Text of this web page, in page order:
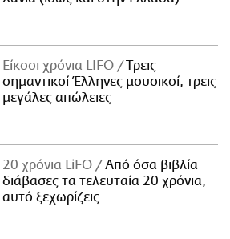
Είκοσι χρόνια LIFO
Tρεις
σημαντικοί Έλληνες μουσικοί, τρεις
μεγάλες απώλειες
20 χρόνια LiFO
Από όσα βιβλία
διάβασες τα τελευταία 20 χρόνια,
αυτό ξεχωρίζεις